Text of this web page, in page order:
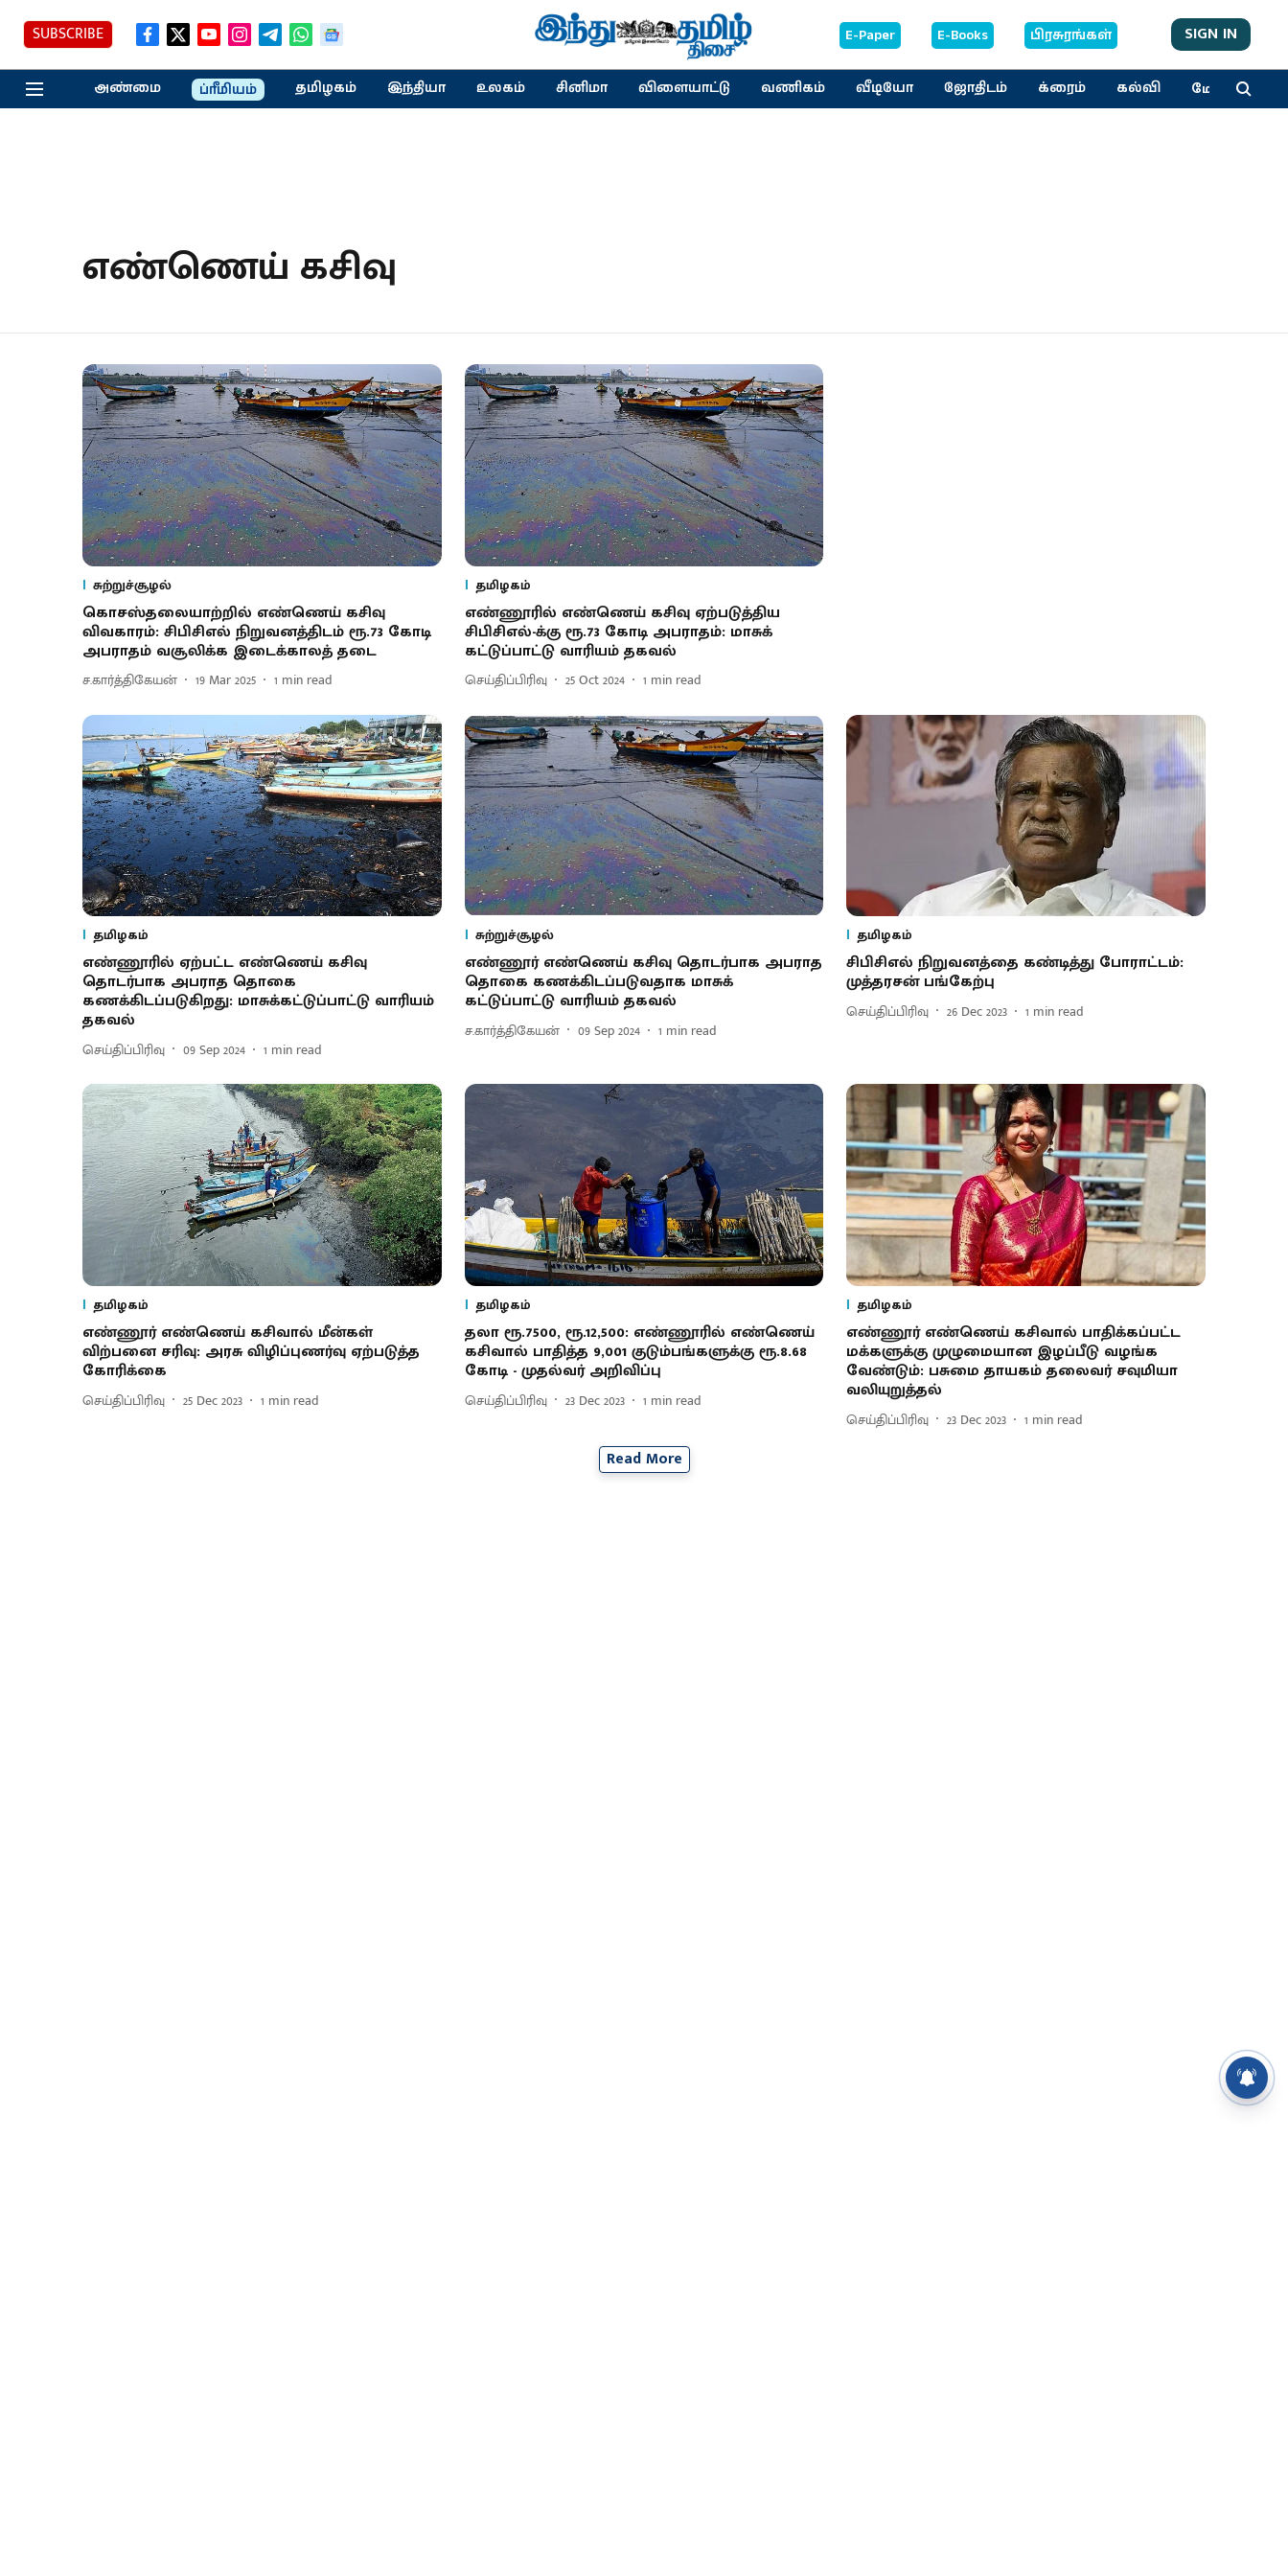
SUBSCRIBE E-Paper E-Books பிரசுரங்கள் SIGN IN
அண்மை ப்ரீமியம் தமிழகம் இந்தியா உலகம் சினிமா விளையாட்டு வணிகம் வீடியோ ஜோதிடம் க்ரைம் கல்வி மேலும்
எண்ணெய் கசிவு
சுற்றுச்சூழல்
கொசஸ்தலையாற்றில் எண்ணெய் கசிவு
விவகாரம்: சிபிசிஎல் நிறுவனத்திடம் ரூ.73 கோடி
அபராதம் வசூலிக்க இடைக்காலத் தடை
ச.கார்த்திகேயன் 19 Mar 2025 1 min read
தமிழகம்
எண்ணூரில் எண்ணெய் கசிவு ஏற்படுத்திய
சிபிசிஎல்-க்கு ரூ.73 கோடி அபராதம்: மாசுக்
கட்டுப்பாட்டு வாரியம் தகவல்
செய்திப்பிரிவு 25 Oct 2024 1 min read
தமிழகம்
எண்ணூரில் ஏற்பட்ட எண்ணெய் கசிவு
தொடர்பாக அபராத தொகை
கணக்கிடப்படுகிறது: மாசுக்கட்டுப்பாட்டு வாரியம்
தகவல்
செய்திப்பிரிவு 09 Sep 2024 1 min read
சுற்றுச்சூழல்
எண்ணூர் எண்ணெய் கசிவு தொடர்பாக அபராத
தொகை கணக்கிடப்படுவதாக மாசுக்
கட்டுப்பாட்டு வாரியம் தகவல்
ச.கார்த்திகேயன் 09 Sep 2024 1 min read
தமிழகம்
சிபிசிஎல் நிறுவனத்தை கண்டித்து போராட்டம்:
முத்தரசன் பங்கேற்பு
செய்திப்பிரிவு 26 Dec 2023 1 min read
தமிழகம்
எண்ணூர் எண்ணெய் கசிவால் மீன்கள்
விற்பனை சரிவு: அரசு விழிப்புணர்வு ஏற்படுத்த
கோரிக்கை
செய்திப்பிரிவு 25 Dec 2023 1 min read
தமிழகம்
தலா ரூ.7500, ரூ.12,500: எண்ணூரில் எண்ணெய்
கசிவால் பாதித்த 9,001 குடும்பங்களுக்கு ரூ.8.68
கோடி - முதல்வர் அறிவிப்பு
செய்திப்பிரிவு 23 Dec 2023 1 min read
தமிழகம்
எண்ணூர் எண்ணெய் கசிவால் பாதிக்கப்பட்ட
மக்களுக்கு முழுமையான இழப்பீடு வழங்க
வேண்டும்: பசுமை தாயகம் தலைவர் சவுமியா
வலியுறுத்தல்
செய்திப்பிரிவு 23 Dec 2023 1 min read
Read More